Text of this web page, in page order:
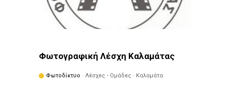
Φωτογραφική Λέσχη Καλαμάτας
Φωτοδίκτυο · Λέσχες - Ομάδες · Καλαμάτα